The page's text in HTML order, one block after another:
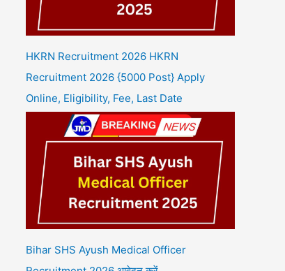
HKRN Recruitment 2026 HKRN
Recruitment 2026 {5000 Post} Apply
Online, Eligibility, Fee, Last Date
Bihar SHS Ayush Medical Officer